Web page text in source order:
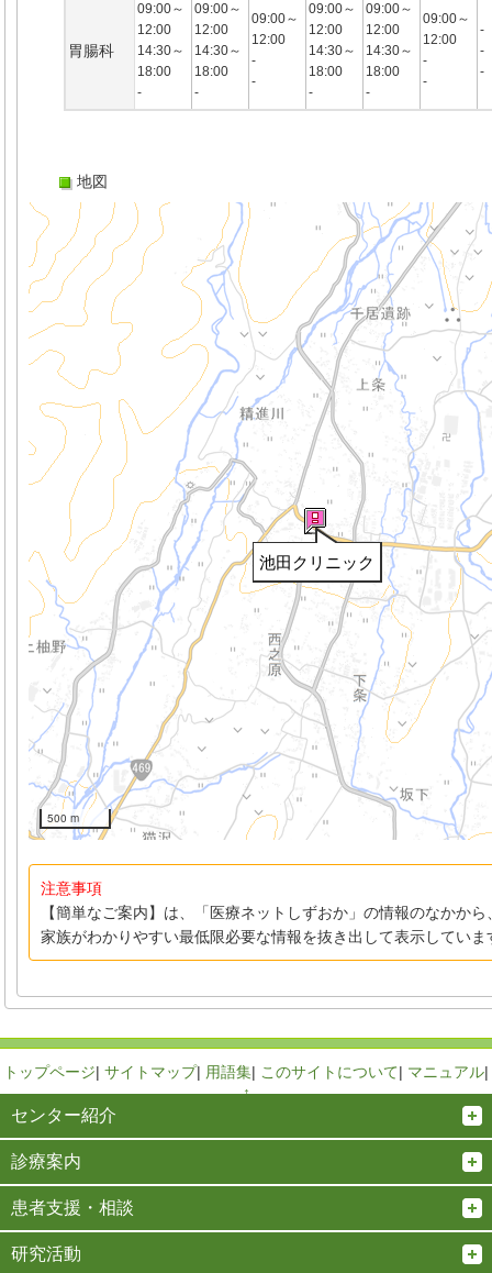
胃腸科
09:00～
12:00
14:30～
18:00
-
09:00～
12:00
14:30～
18:00
-
09:00～
12:00
-
-
09:00～
12:00
14:30～
18:00
-
09:00～
12:00
14:30～
18:00
-
09:00～
12:00
-
-
-
-
-
地図
池田クリニック
500 m
注意事項
【簡単なご案内】は、「医療ネットしずおか」の情報のなかか
家族がわかりやすい最低限必要な情報を抜き出して表示していま
トップページ| サイトマップ| 用語集| このサイトについて| マニュアル|
↑
センター紹介
診療案内
患者支援・相談
研究活動